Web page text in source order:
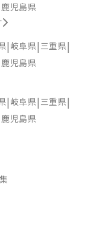
鹿児島県
岐阜県 三重県
鹿児島県
岐阜県 三重県
鹿児島県